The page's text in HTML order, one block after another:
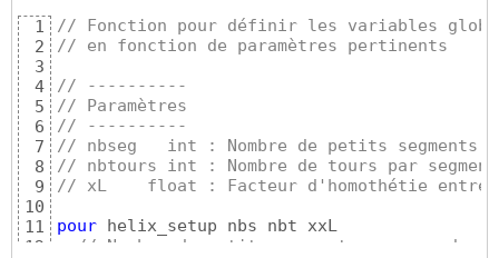
1
2
3
4
5
6
7
8
9
10
11
12
// Fonction pour définir les variables
// en fonction de paramètres pertinents
// ----------
// Paramètres
// ----------
// nbseg   int : Nombre de petits segments
// nbtours int : Nombre de tours par segment
// xL    float : Facteur d'homothétie entre
pour helix_setup nbs nbt xxL
// Nombre de petits segments par grand